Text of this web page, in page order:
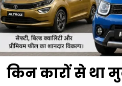
किन कारों से था